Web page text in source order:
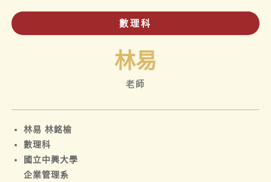
數理科
林易
老師
林易 林銘榆
數理科
國立中興大學
企業管理系